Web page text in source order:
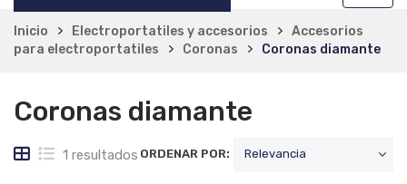
Inicio Electroportatiles y accesorios
Accesorios
para electroportatiles
Coronas Coronas diamante
Coronas diamante
1 resultados ORDENAR POR: